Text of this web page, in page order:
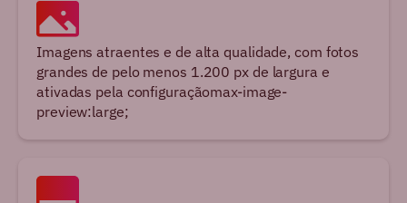
Imagens atraentes e de alta qualidade, com fotos
grandes de pelo menos 1.200 px de largura e
ativadas pela configuração max-image-
preview:large;